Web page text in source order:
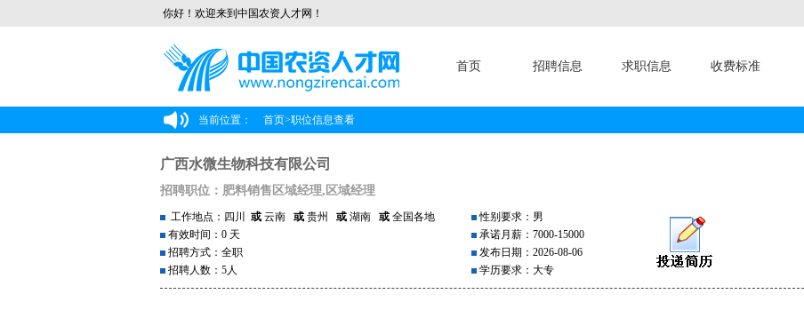
你好！欢迎来到中国农资人才网！
首页 招聘信息 求职信息 收费标准
当前位置： 首页>职位信息查看
广西水微生物科技有限公司
招聘职位：肥料销售区域经理,区域经理
工作地点：四川 或云南 或贵州 或湖南 或全国各地
有效时间：0 天
招聘方式：全职
招聘人数：5人
性别要求：男
承诺月薪：7000-15000
发布日期：2026-08-06
学历要求：大专